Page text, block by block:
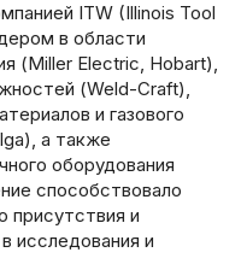
ITW (Illinois Tool
в области
(Miller Electric, Hobart),
(Weld-Craft),
и газового
а также
оборудования
способствовало
присутствия и
исследования и